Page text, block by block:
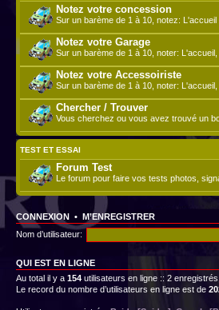
Notez votre concession
Sur un barème de 1 à 10, notez:
Notez votre Garage
Sur un barème de 1 à 10, noter:
Notez votre Accessoiriste
Sur un barème de 1 à 10, noter:
Chercher / Trouver
Vous cherchez ou vous avez trouvé un
TEST ET ESSAI
Forum Test
Le forum pour faire vos tests photos,
CONNEXION • M’ENREGISTRER
Nom d’utilisateur:
QUI EST EN LIGNE
Au total il y a 154 utilisateurs en ligne :: 2
Le record du nombre d’utilisateurs en ligne est de